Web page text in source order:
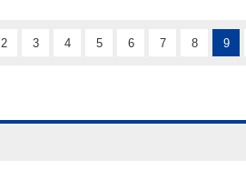
2 3 4 5 6 7 8 9